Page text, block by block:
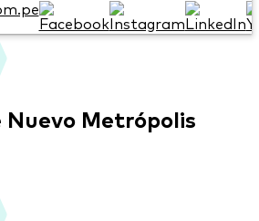
Nuevo Metrópolis